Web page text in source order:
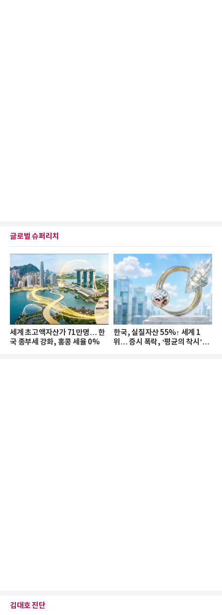
글로벌 슈퍼리치
세계 초고액자산가 71만명… 한
국 종부세 강화, 홍콩 세율 0%
한국, 실질자산 55%↑ 세계 1
위… 증시 폭락, ‘평균의 착시’와
김대호 진단